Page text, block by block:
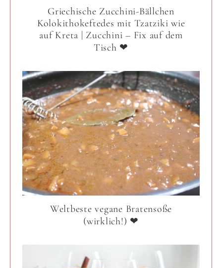
Griechische Zucchini-Bällchen
Kolokithokeftedes mit Tzatziki wie
auf Kreta | Zucchini – Fix auf dem
Tisch ❤
Weltbeste vegane Bratensoße
(wirklich!) ❤